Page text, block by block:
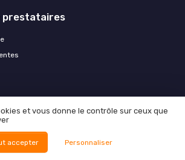
prestataires
débutant chez verisure
demande de geste commercial efficace
et appliquer les cas d'utilisation en
et vous donne le contrôle sur ceux que
accepter Personnaliser